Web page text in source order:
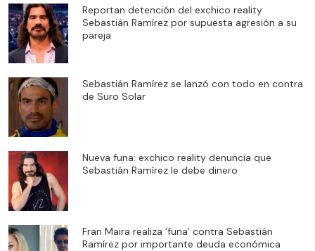
Reportan detención del exchico reality
Sebastián Ramírez por supuesta agresión a su
pareja
Sebastián Ramírez se lanzó con todo en contra
de Suro Solar
Nueva funa: exchico reality denuncia que
Sebastián Ramírez le debe dinero
Fran Maira realiza ‘funa’ contra Sebastián
Ramírez por importante deuda económica